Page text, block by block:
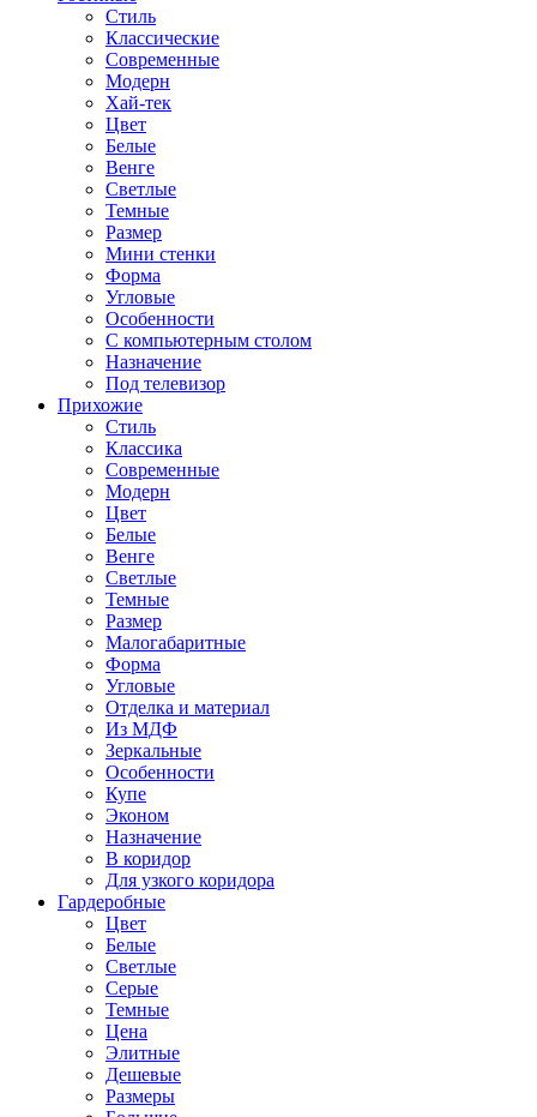
Стиль
Классические
Современные
Модерн
Хай-тек
Цвет
Белые
Венге
Светлые
Темные
Размер
Мини стенки
Форма
Угловые
Особенности
С компьютерным столом
Назначение
Под телевизор
Прихожие
Стиль
Классика
Современные
Модерн
Цвет
Белые
Венге
Светлые
Темные
Размер
Малогабаритные
Форма
Угловые
Отделка и материал
Из МДФ
Зеркальные
Особенности
Купе
Эконом
Назначение
В коридор
Для узкого коридора
Гардеробные
Цвет
Белые
Светлые
Серые
Темные
Цена
Элитные
Дешевые
Размеры